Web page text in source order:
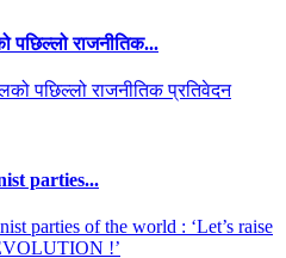
पछिल्लो राजनीतिक...
parties...